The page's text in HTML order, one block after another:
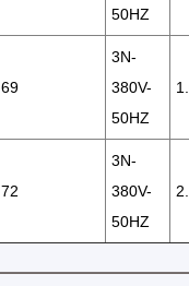
50HZ
69
3N-
380V-
50HZ
72
3N-
380V-
50HZ